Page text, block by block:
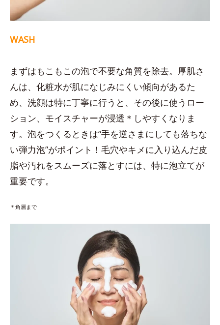
WASH
まずはもこもこの泡で不要な角質を除去。厚肌さ
んは、化粧水が肌になじみにくい傾向があるた
め、洗顔は特に丁寧に行うと、その後に使うロー
ション、モイスチャーが浸透＊しやすくなりま
す。泡をつくるときは“手を逆さまにしても落ちな
い弾力泡”がポイント！毛穴やキメに入り込んだ皮
脂や汚れをスムーズに落とすには、特に泡立てが
重要です。
＊角層まで